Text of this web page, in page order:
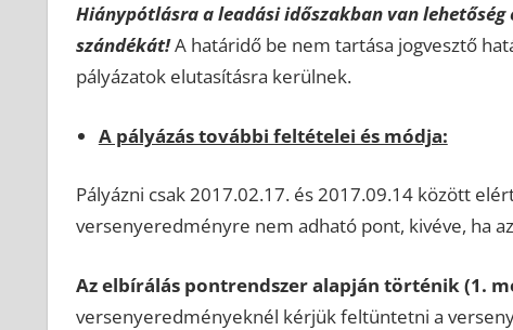
Hiánypótlásra a leadási időszakban van
szándékát!A határidő be nem tartása jogvesztő
pályázatok elutasításra kerülnek.
A pályázás további feltételei és módja:
Pályázni csak 2017.02.17. és 2017.09.14 között
versenyeredményre nem adható pont, kivéve, ha
Az elbírálás pontrendszer alapján történik (1.
versenyeredményeknél kérjük feltüntetni a